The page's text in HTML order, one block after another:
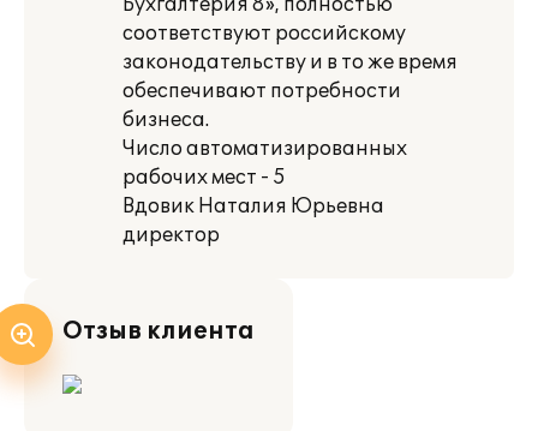
Бухгалтерия 8», полностью
соответствуют российскому
законодательству и в то же время
обеспечивают потребности
бизнеса.
Число автоматизированных
рабочих мест - 5
Вдовик Наталия Юрьевна
директор
Отзыв клиента